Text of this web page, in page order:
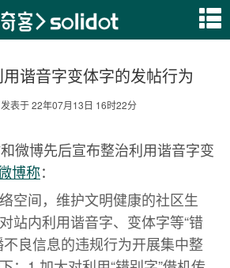
谐音字变体字的发帖行为
表于 22年07月13日 16时22分
微博先后宣布整治利用谐音字变
博称：
空间，维护文明健康的社区生
站内利用谐音字、变体字等“错
不良信息的违规行为开展集中整